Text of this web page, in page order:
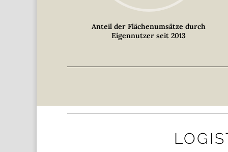
Anteil der Flächenumsätze durch
Eigennutzer seit 2013